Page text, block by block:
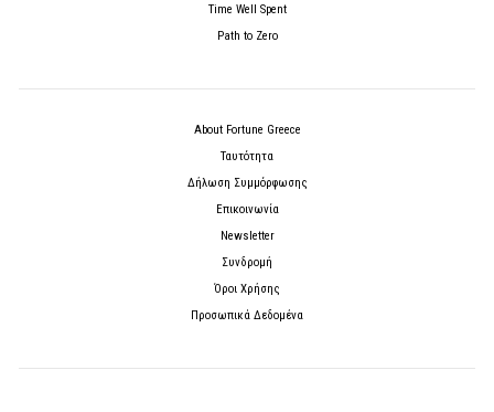
Time Well Spent
Path to Zero
About Fortune Greece
Ταυτότητα
Δήλωση Συμμόρφωσης
Επικοινωνία
Newsletter
Συνδρομή
Όροι Χρήσης
Προσωπικά Δεδομένα